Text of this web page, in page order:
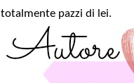
totalmente pazzi di lei.